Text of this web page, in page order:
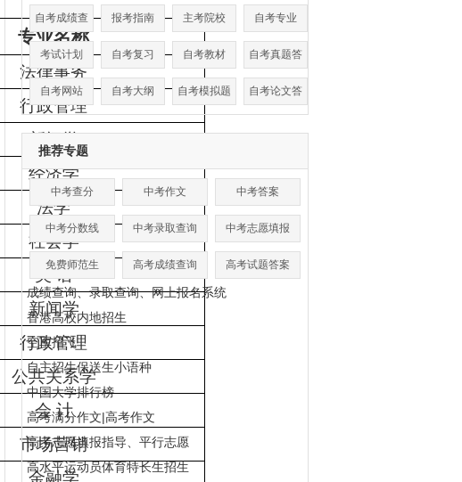
专业名称
法律事务
行政管理
新闻学
经济学
法学
社会学
英 语
新闻学
行政管理
公共关系学
会 计
市场营销
金融学
口
自考成绩查
询
报考指南 主考院校 自考专业
考试计划 自考复习 自考教材 自考真题答
案
自考网站
自考大纲 自考模拟题 自考论文答
辩
推荐专题
中考查分 中考作文 中考答案
中考分数线 中考录取查询 中考志愿填报
免费师范生 高考成绩查询 高考试题答案
成绩查询、录取查询、网上报名系统
香港高校内地招生
空军招飞
自主招生保送生小语种
中国大学排行榜
高考满分作文|高考作文
高考志愿填报指导、平行志愿
高水平运动员体育特长生招生